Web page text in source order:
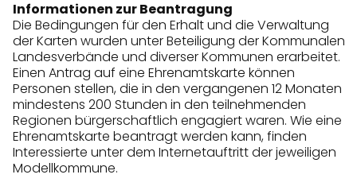
Informationen zur Beantragung
Die Bedingungen für den Erhalt und die Verwaltung
der Karten wurden unter Beteiligung der Kommunalen
Landesverbände und diverser Kommunen erarbeitet.
Einen Antrag auf eine Ehrenamtskarte können
Personen stellen, die in den vergangenen 12 Monaten
mindestens 200 Stunden in den teilnehmenden
Regionen bürgerschaftlich engagiert waren. Wie eine
Ehrenamtskarte beantragt werden kann, finden
Interessierte unter dem Internetauftritt der jeweiligen
Modellkommune.